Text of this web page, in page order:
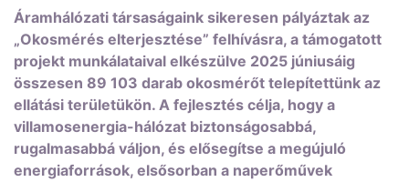
Áramhálózati társaságaink sikeresen pályáztak az
„Okosmérés elterjesztése” felhívásra, a támogatott
projekt munkálataival elkészülve 2025 júniusáig
összesen 89 103 darab okosmérőt telepítettünk az
ellátási területükön. A fejlesztés célja, hogy a
villamosenergia-hálózat biztonságosabbá,
rugalmasabbá váljon, és elősegítse a megújuló
energiaforrások, elsősorban a naperőművek